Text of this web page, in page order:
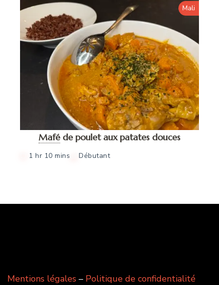
Mali
Mafé de poulet aux patates douces
1 hr 10 mins Débutant
Mentions légales – Politique de confidentialité